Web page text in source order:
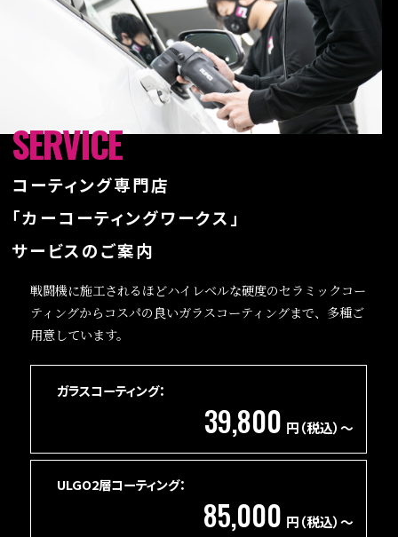
SERVICE
コーティング専門店
「カーコーティングワークス」
サービスのご案内
戦闘機に施工されるほどハイレベルな硬度のセラミックコー
ティングから コスパの良いガラスコーティングまで、多種ご
用意しています。
ガラスコーティング：
39,800 円（税込）～
ULGO2層コーティング：
85,000 円（税込）～